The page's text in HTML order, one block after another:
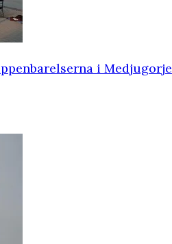
i Medjugorje